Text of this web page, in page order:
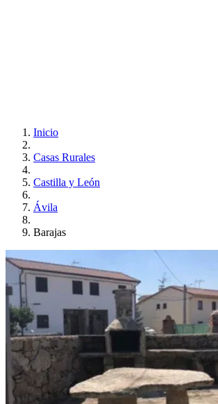
Inicio
Casas Rurales
Castilla y León
Ávila
Barajas